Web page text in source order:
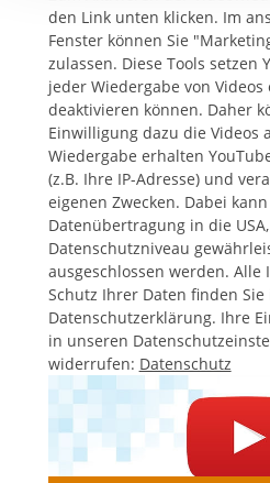
den Link unten klicken. Im
Fenster können Sie
zulassen. Diese Tools setzen
jeder Wiedergabe von
deaktivieren können. Daher
Einwilligung dazu die Videos
Wiedergabe erhalten
(z.B. Ihre IP-Adresse) und
eigenen Zwecken. Dabei
Datenübertragung in die
Datenschutzniveau
ausgeschlossen werden.
Schutz Ihrer Daten finden
Datenschutzerklärung. Ihre
in unseren
widerrufen: Datenschutz